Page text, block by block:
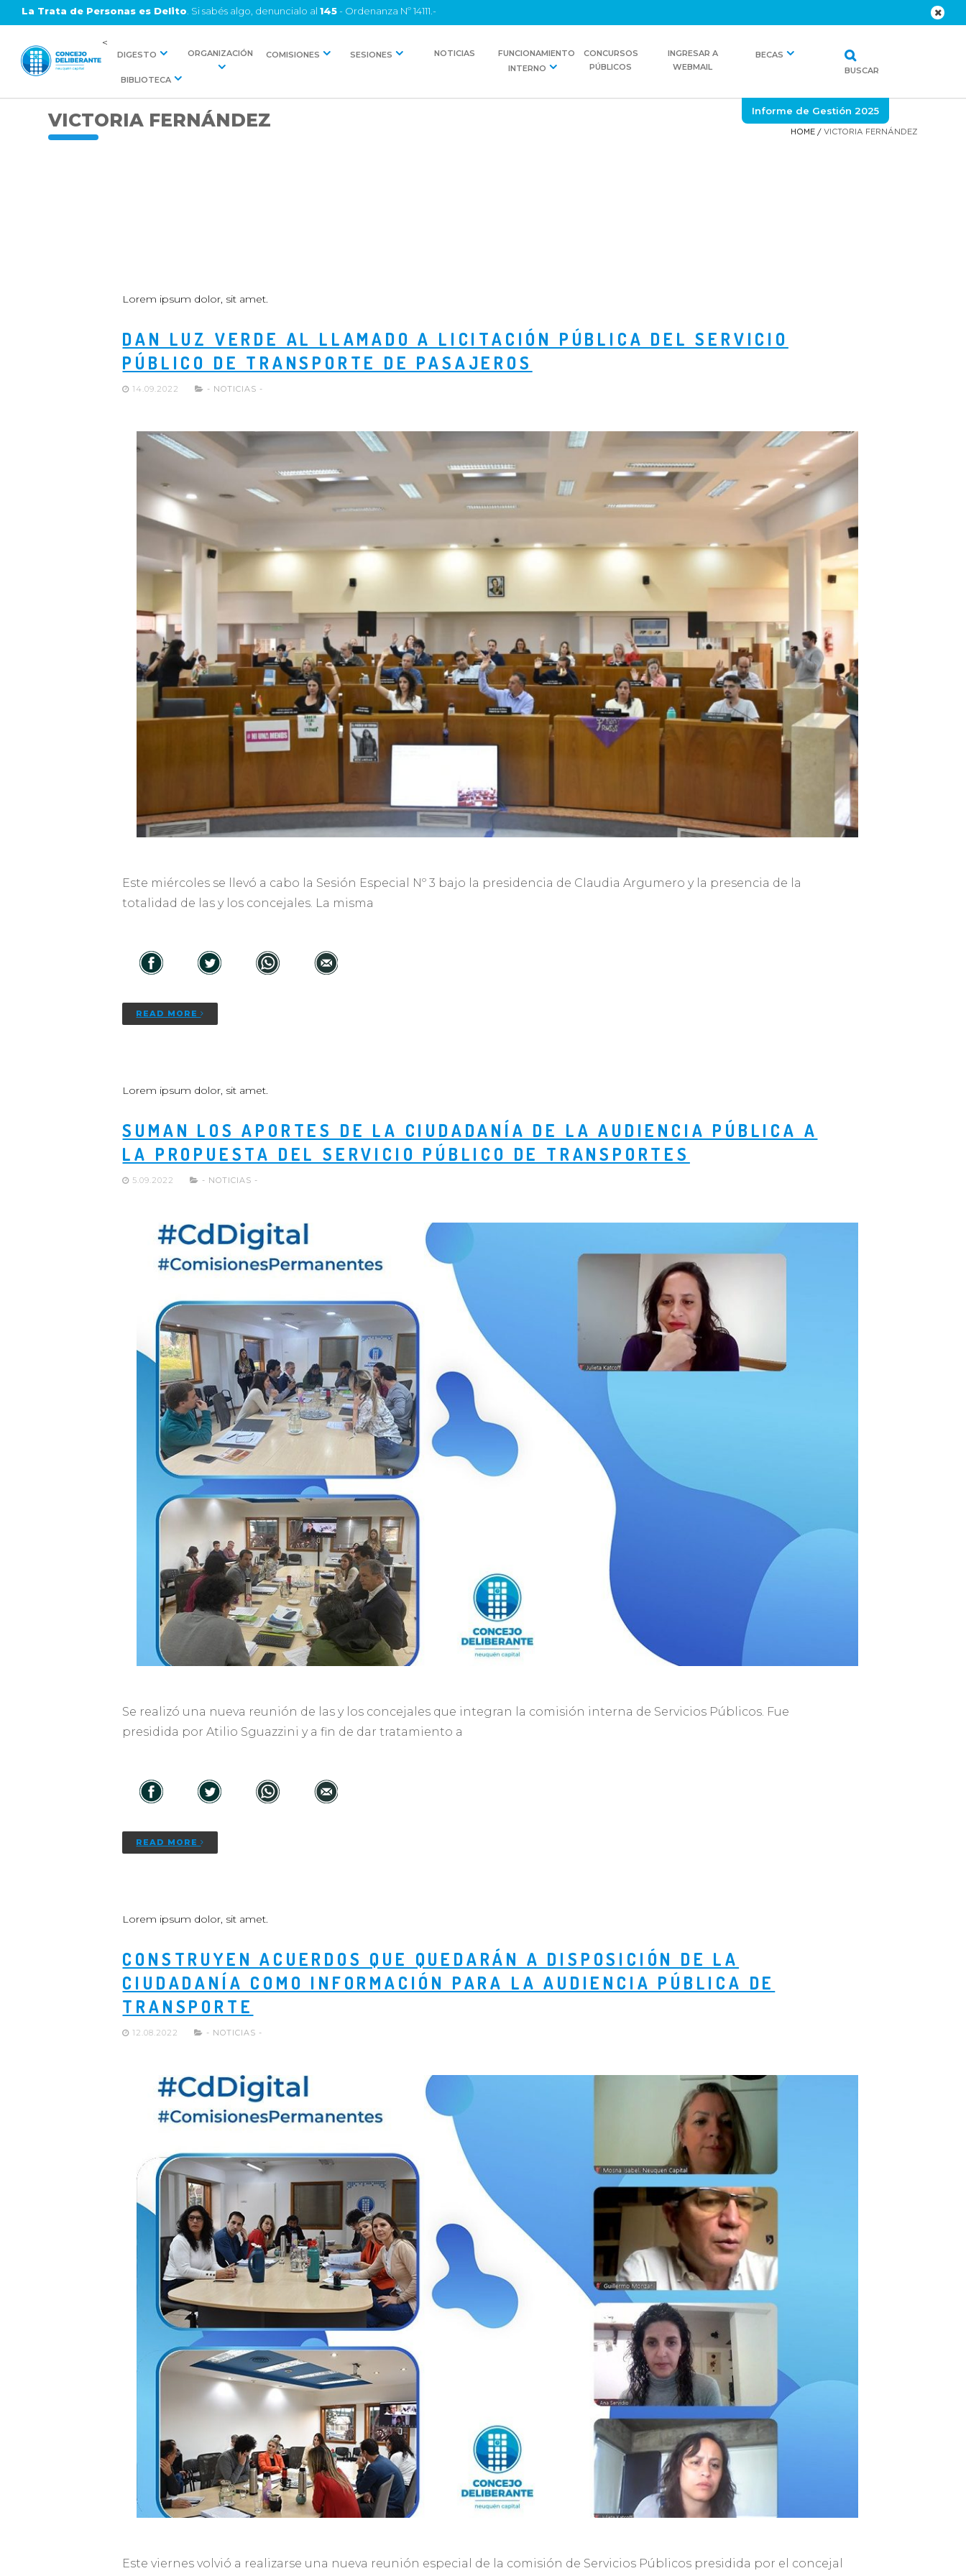
La Trata de Personas es Delito . Si sabés algo, denuncialo al 145- Ordenanza Nº 14111.-
<
DIGESTO ORGANIZACIÓN COMISIONES SESIONES NOTICIAS
FUNCIONAMIENTO
INTERNO
CONCURSOS
PÚBLICOS
INGRESAR A
WEBMAIL
BECAS
BIBLIOTECA
BUSCAR
Informe de Gestión 2025
VICTORIA FERNÁNDEZ
HOME/ VICTORIA FERNÁNDEZ
Lorem ipsum dolor, sit amet.
DAN LUZ VERDE AL LLAMADO A LICITACIÓN PÚBLICA DEL SERVICIO
PÚBLICO DE TRANSPORTE DE PASAJEROS
14.09.2022 - NOTICIAS -
Este miércoles se llevó a cabo la Sesión Especial Nº 3 bajo la presidencia de Claudia Argumero y la presencia de la
totalidad de las y los concejales. La misma
READ MORE
Lorem ipsum dolor, sit amet.
SUMAN LOS APORTES DE LA CIUDADANÍA DE LA AUDIENCIA PÚBLICA A
LA PROPUESTA DEL SERVICIO PÚBLICO DE TRANSPORTES
5.09.2022 - NOTICIAS -
Se realizó una nueva reunión de las y los concejales que integran la comisión interna de Servicios Públicos. Fue
presidida por Atilio Sguazzini y a fin de dar tratamiento a
READ MORE
Lorem ipsum dolor, sit amet.
CONSTRUYEN ACUERDOS QUE QUEDARÁN A DISPOSICIÓN DE LA
CIUDADANÍA COMO INFORMACIÓN PARA LA AUDIENCIA PÚBLICA DE
TRANSPORTE
12.08.2022 - NOTICIAS -
Este viernes volvió a realizarse una nueva reunión especial de la comisión de Servicios Públicos presidida por el concejal